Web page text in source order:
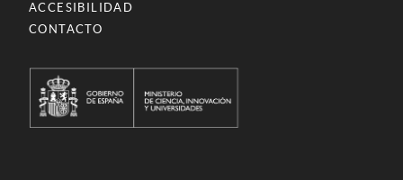
ACCESIBILIDAD
CONTACTO